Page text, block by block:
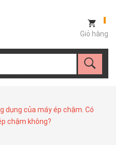
Giỏ hàng
dụng của máy ép chậm. Có
chậm không?